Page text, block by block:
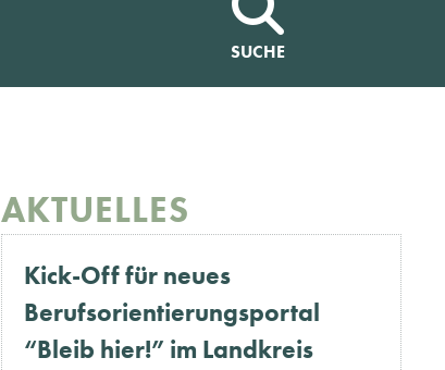
SUCHE
AKTUELLES
Kick-Off für neues
Berufsorientierungsportal
“Bleib hier!” im Landkreis